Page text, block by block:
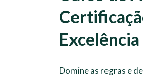
Excelência
Domine as regras e